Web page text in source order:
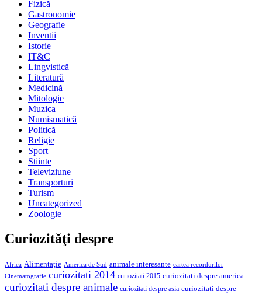
Fizică
Gastronomie
Geografie
Inventii
Istorie
IT&C
Lingvistică
Literatură
Medicină
Mitologie
Muzica
Numismatică
Politică
Religie
Sport
Stiinte
Televiziune
Transporturi
Turism
Uncategorized
Zoologie
Curiozităţi despre
Africa Alimentaţie America de Sud animale interesante cartea recordurilor
Cinematografie curiozitati 2014 curiozitati 2015 curiozitati despre america
curiozitati despre animale curiozitati despre asia curiozitati despre